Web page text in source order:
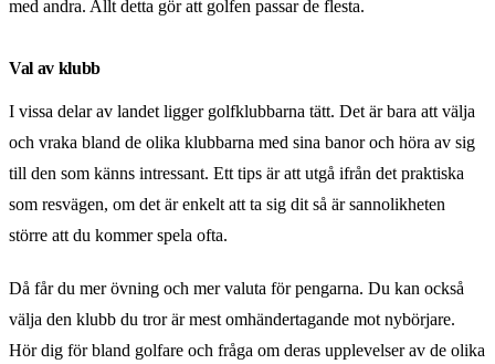
med andra. Allt detta gör att golfen passar de flesta.
Val av klubb
I vissa delar av landet ligger golfklubbarna tätt. Det är bara att välja
och vraka bland de olika klubbarna med sina banor och höra av sig
till den som känns intressant. Ett tips är att utgå ifrån det praktiska
som resvägen, om det är enkelt att ta sig dit så är sannolikheten
större att du kommer spela ofta.
Då får du mer övning och mer valuta för pengarna. Du kan också
välja den klubb du tror är mest omhändertagande mot nybörjare.
Hör dig för bland golfare och fråga om deras upplevelser av de olika